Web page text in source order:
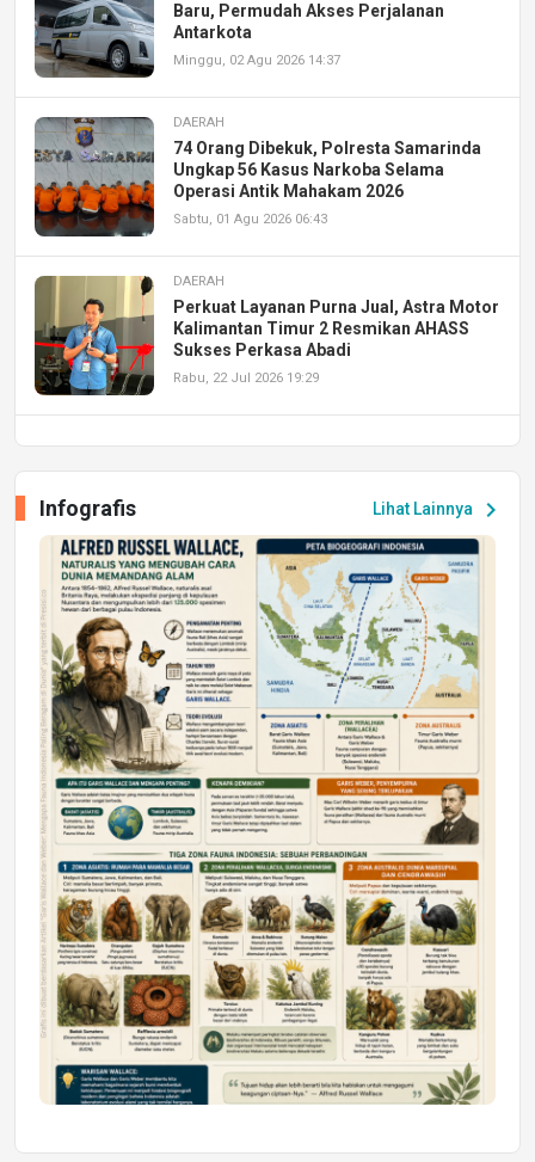
Baru, Permudah Akses Perjalanan
Antarkota
Minggu, 02 Agu 2026 14:37
DAERAH
74 Orang Dibekuk, Polresta Samarinda
Ungkap 56 Kasus Narkoba Selama
Operasi Antik Mahakam 2026
Sabtu, 01 Agu 2026 06:43
DAERAH
Perkuat Layanan Purna Jual, Astra Motor
Kalimantan Timur 2 Resmikan AHASS
Sukses Perkasa Abadi
Rabu, 22 Jul 2026 19:29
Peluang Kerja dan Magang
Jumat, 17 Jul 2026 22:30
DAERAH
Astra Motor Kalimantan Timur 2 Dukung
Mahasiswa Samarinda dalam Astra
Honda SDGs Future Leaders 2026
Jumat, 10 Jul 2026 19:01
Lihat Lainnya chevron_right
Infografis